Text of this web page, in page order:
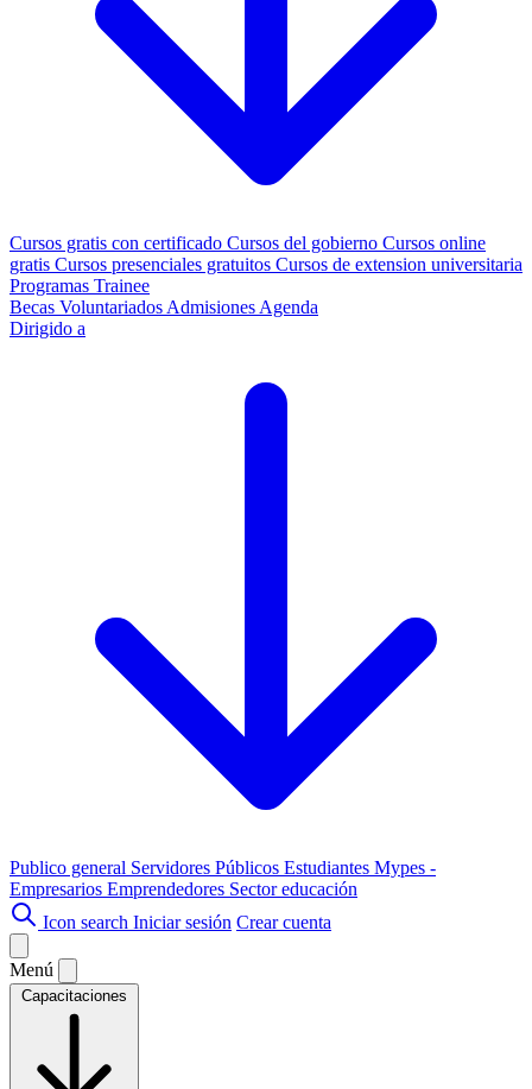
Cursos gratis con certificado Cursos del gobierno Cursos online
gratis Cursos presenciales gratuitos Cursos de extension universitaria
Programas Trainee
Becas Voluntariados Admisiones Agenda
Dirigido a
Publico general Servidores Públicos Estudiantes Mypes -
Empresarios Emprendedores Sector educación
Icon search Iniciar sesión Crear cuenta
Menú
Capacitaciones